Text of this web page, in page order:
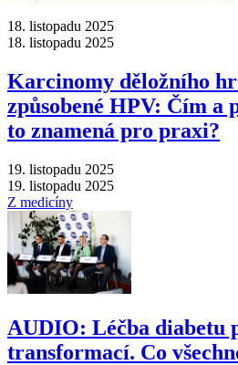
18. listopadu 2025
18. listopadu 2025
Karcinomy děložního
způsobené HPV: Čím a
to znamená pro praxi?
19. listopadu 2025
19. listopadu 2025
Z medicíny
AUDIO: Léčba diabetu
transformací. Co